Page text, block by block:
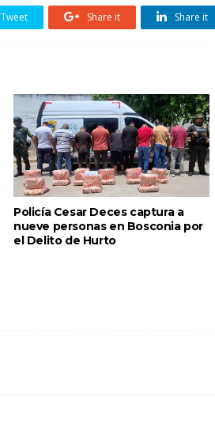
Tweet Share it Share it
Policía Cesar Deces captura a
nueve personas en Bosconia por
el Delito de Hurto